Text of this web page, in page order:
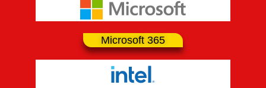
Microsoft 365